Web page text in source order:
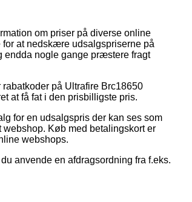
om priser på diverse online
for at nedskære udsalgspriserne på
endda nogle gange præstere fragt
på Ultrafire Brc18650
at få fat i den prisbilligste pris.
for en udsalgspris der kan ses som
Køb med betalingskort er
webshops.
anvende en afdragsordning fra f.eks.